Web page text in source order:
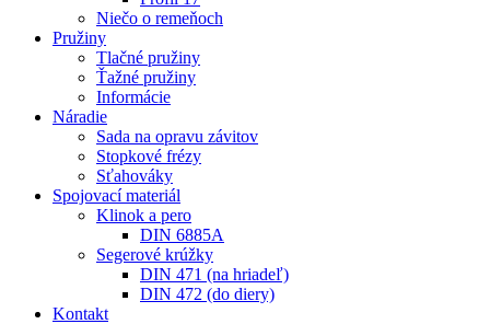
Niečo o remeňoch
Pružiny
Tlačné pružiny
Ťažné pružiny
Informácie
Náradie
Sada na opravu závitov
Stopkové frézy
Sťahováky
Spojovací materiál
Klinok a pero
DIN 6885A
Segerové krúžky
DIN 471 (na hriadeľ)
DIN 472 (do diery)
Kontakt